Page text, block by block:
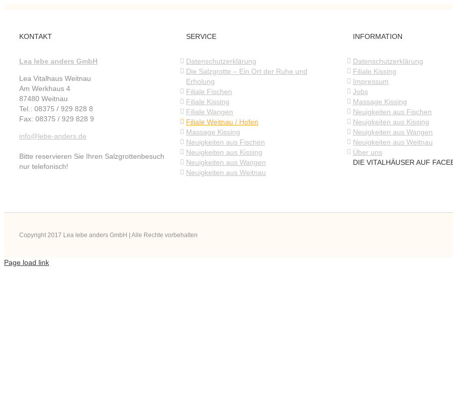
KONTAKT
Lea lebe anders GmbH
Lea Vitalhaus Weitnau
Am Werkhaus 4
87480 Weitnau
Tel.: 08375 / 929 828 8
Fax: 08375 / 929 828 9
info@lebe-anders.de
Bitte reservieren Sie Ihren Salzgrottenbesuch
nur telefonisch!
SERVICE
Datenschutzerklärung
Die Salzgrotte – Ein Ort der Ruhe und
Erholung
Filiale Fischen
Filiale Kissing
Filiale Wangen
Filiale Weitnau / Hofen
Massage Kissing
Neuigkeiten aus Fischen
Neuigkeiten aus Kissing
Neuigkeiten aus Wangen
Neuigkeiten aus Weitnau
INFORMATION
Datenschutzerklärung
Filiale Kissing
Impressum
Jobs
Massage Kissing
Neuigkeiten aus Fischen
Neuigkeiten aus Kissing
Neuigkeiten aus Wangen
Neuigkeiten aus Weitnau
Über uns
DIE VITALHÄUSER AUF
Copyright 2017 Lea lebe anders GmbH | Alle Rechte vorbehalten
Page load link